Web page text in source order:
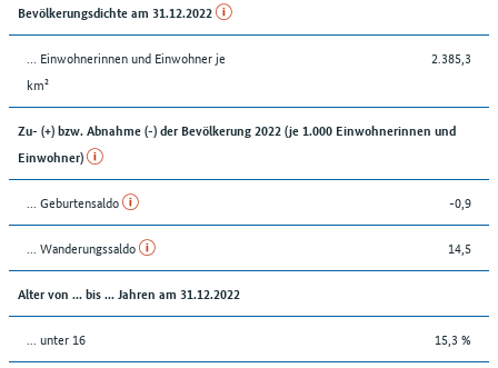
Bevölkerungsdichte am 31.12.2022
… Einwohnerinnen und Einwohner je
km²
2.385,3
Zu- (+) bzw. Abnahme (-) der Bevölkerung 2022 (je 1.000 Einwohnerinnen und
Einwohner)
... Geburtensaldo -0,9
... Wanderungssaldo 14,5
Alter von ... bis ... Jahren am 31.12.2022
... unter 16 15,3 %